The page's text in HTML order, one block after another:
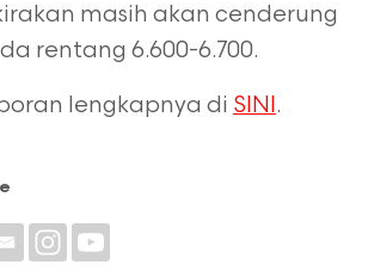
masih akan cenderung
rentang 6.600-6.700.
lengkapnya di SINI.